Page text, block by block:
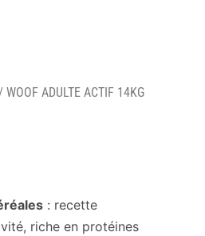
WOOF ADULTE ACTIF 14KG
: recette
riche en protéines